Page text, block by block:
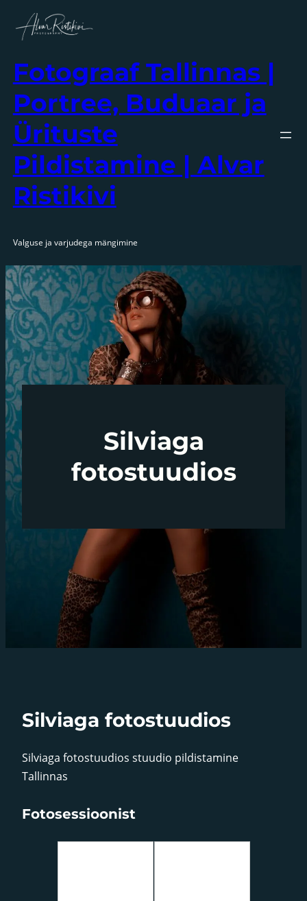
sisu
Fotograaf Tallinnas |
Portree, Buduaar ja
Ürituste
Pildistamine | Alvar
Ristikivi
Valguse ja varjudega mängimine
Silviaga
fotostuudios
Silviaga fotostuudios
Silviaga fotostuudios stuudio pildistamine
Tallinnas
Fotosessioonist